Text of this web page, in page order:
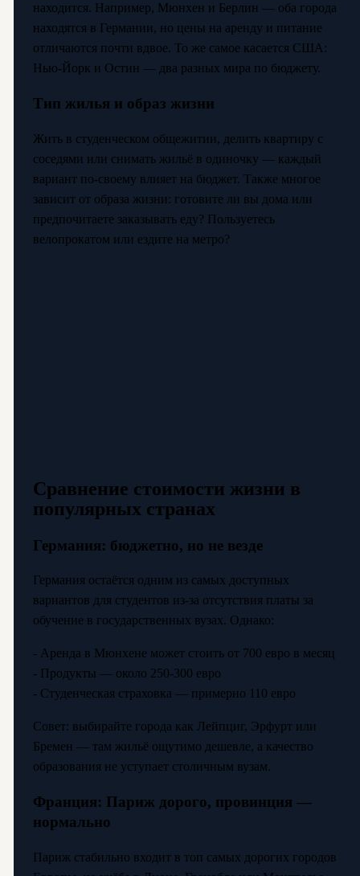
находится. Например, Мюнхен и Берлин — оба города
находятся в Германии, но цены на аренду и питание
отличаются почти вдвое. То же самое касается США:
Нью-Йорк и Остин — два разных мира по бюджету.
Тип жилья и образ жизни
Жить в студенческом общежитии, делить квартиру с
соседями или снимать жильё в одиночку — каждый
вариант по-своему влияет на бюджет. Также многое
зависит от образа жизни: готовите ли вы дома или
предпочитаете заказывать еду? Пользуетесь
велопрокатом или ездите на метро?
Сравнение стоимости жизни в
популярных странах
Германия: бюджетно, но не везде
Германия остаётся одним из самых доступных
вариантов для студентов из-за отсутствия платы за
обучение в государственных вузах. Однако:
- Аренда в Мюнхене может стоить от 700 евро в месяц
- Продукты — около 250-300 евро
- Студенческая страховка — примерно 110 евро
Совет: выбирайте города как Лейпциг, Эрфурт или
Бремен — там жильё ощутимо дешевле, а качество
образования не уступает столичным вузам.
Франция: Париж дорого, провинция —
нормально
Париж стабильно входит в топ самых дорогих городов